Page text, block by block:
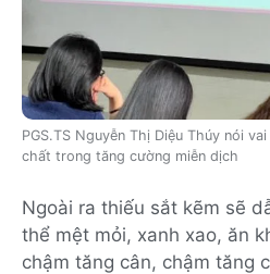
PGS.TS Nguyễn Thị Diệu Thúy nói
chất trong tăng cường miễn dịch
Ngoài ra thiếu sắt kẽm sẽ
thể mệt mỏi, xanh xao, ăn
chậm tăng cân, chậm tăng